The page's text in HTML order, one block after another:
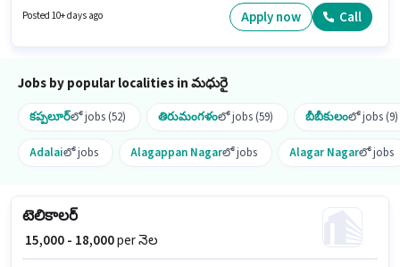
ఉండాలి. ఈ ఉద్యోగం 3 - 5 ఏళ్లు సంవత్సరాల అనుభవం ఉన్న వారికి కోసం, నెల జీతం
₹25000 ఉంటుంది. ఈ ఉద్యోగానికి అభ్యర్థులు తప్పనిసరిగా గ్రాడ్యుయేట్ డిగ్రీ/సర్టిఫికెట్
Posted 10+ days ago Apply now Call
Jobs by popular localities in మధురై
కప్పలూర్లో jobs (52) తిరుమంగళంలో jobs (59) బీబీకులంలో jobs (9)
Adalaiలో jobs Alagappan Nagarలో jobs Alagar Nagarలో jobs
టెలికాలర్
₹ 15,000 - 18,000per నెల